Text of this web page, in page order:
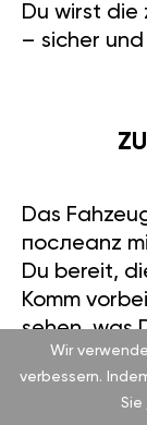
Du wirst die
– sicher
Das
послеanz
Du bereit,
Komm
sehen, was
könnte!
Wir
verbessern.
Sie